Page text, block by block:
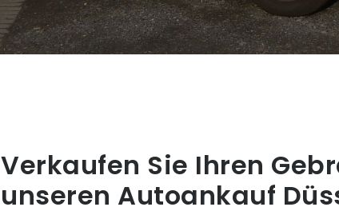
Verkaufen Sie Ihren
unseren Autoankauf